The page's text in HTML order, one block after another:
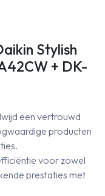
Stylish
+ DK-
een vertrouwd
producten
voor zowel
prestaties met